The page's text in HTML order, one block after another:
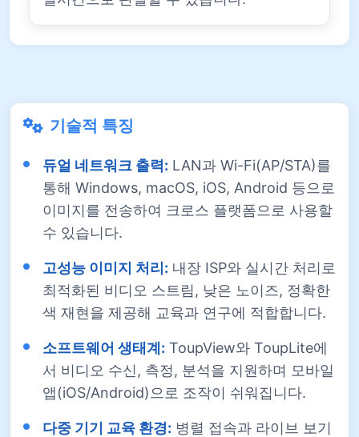
기술적 특징
듀얼 네트워크 출력: LAN과 Wi-Fi(AP/STA)를
통해 Windows, macOS, iOS, Android 등으로
이미지를 전송하여 크로스 플랫폼으로 사용할
수 있습니다.
고성능 이미지 처리: 내장 ISP와 실시간 처리로
최적화된 비디오 스트림, 낮은 노이즈, 정확한
색 재현을 제공해 교육과 연구에 적합합니다.
소프트웨어 생태계: ToupView와 ToupLite에
서 비디오 수신, 측정, 분석을 지원하며 모바일
앱(iOS/Android)으로 조작이 쉬워집니다.
다중 기기 교육 환경: 병렬 접속과 라이브 보기